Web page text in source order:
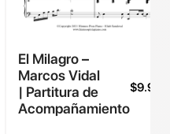
El Milagro –
Marcos Vidal
| Partitura de
Acompañamiento
$9.99